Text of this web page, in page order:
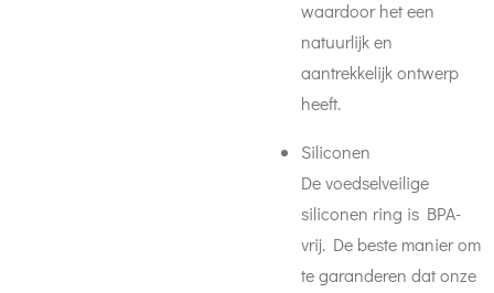
waardoor het een
natuurlijk en
aantrekkelijk ontwerp
heeft.
Siliconen
De voedselveilige
siliconen ring is BPA-
vrij. De beste manier om
te garanderen dat onze